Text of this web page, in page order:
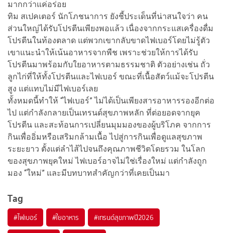
มากกว่าแค่อร่อย
ทิม สเปคเตอร์ นักโภชนาการ ยังชี้ประเด็นที่น่าสนใจว่า คน
ส่วนใหญ่ได้รับโปรตีนเพียงพอแล้ว เนื่องจากกระแสเครื่องดื่ม
โปรตีนในท้องตลาด แต่พวกเขากลับขาดไฟเบอร์โดยไม่รู้ตัว
เขาแนะนำให้เน้นอาหารจากพืช เพราะช่วยให้การได้รับ
โปรตีนมาพร้อมกับใยอาหารตามธรรมชาติ ตัวอย่างเช่น ถั่ว
ลูกไก่ที่ให้ทั้งโปรตีนและไฟเบอร์ ขณะที่เนื้อสัตว์แม้จะโปรตีน
สูง แต่แทบไม่มีไฟเบอร์เลย
ทั้งหมดนี้ทำให้ “ไฟเบอร์” ไม่ได้เป็นเพียงสารอาหารรองอีกต่อ
ไป แต่กำลังกลายเป็นเทรนด์สุขภาพหลัก ที่ต่อยอดจากยุค
โปรตีน และสะท้อนการเปลี่ยนมุมมองของผู้บริโภค จากการ
กินเพื่ออิ่มหรือเสริมกล้ามเนื้อ ไปสู่การกินเพื่อดูแลสุขภาพ
ระยะยาว ตั้งแต่ลำไส้ไปจนถึงคุณภาพชีวิตโดยรวม ในโลก
ของสุขภาพยุคใหม่ ไฟเบอร์อาจไม่ใช่เรื่องใหม่ แต่กำลังถูก
มอง “ใหม่” และมีบทบาทสำคัญกว่าที่เคยเป็นมา
Tag
#ไฟเบอร์ #ใยอาหาร #เทรนด์สุขภาพปี2026